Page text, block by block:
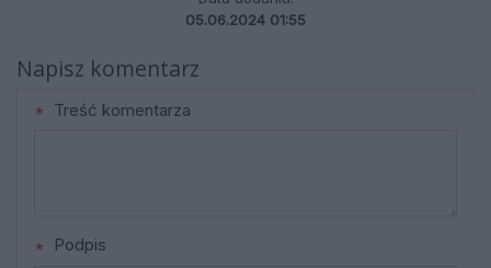
05.06.2024 01:55
Napisz komentarz
Treść komentarza
Podpis